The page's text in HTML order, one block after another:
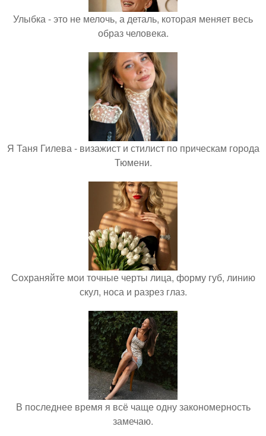
Улыбка - это не мелочь, а деталь, которая меняет весь
образ человека.
Я Таня Гилева - визажист и стилист по прическам города
Тюмени.
Сохраняйте мои точные черты лица, форму губ, линию
скул, носа и разрез глаз.
В последнее время я всё чаще одну закономерность
замечаю.